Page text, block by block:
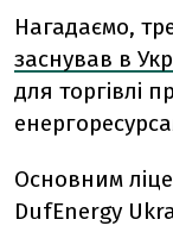
Нагадаємо,
заснував в
для торгівлі
Основним
DufEnergy